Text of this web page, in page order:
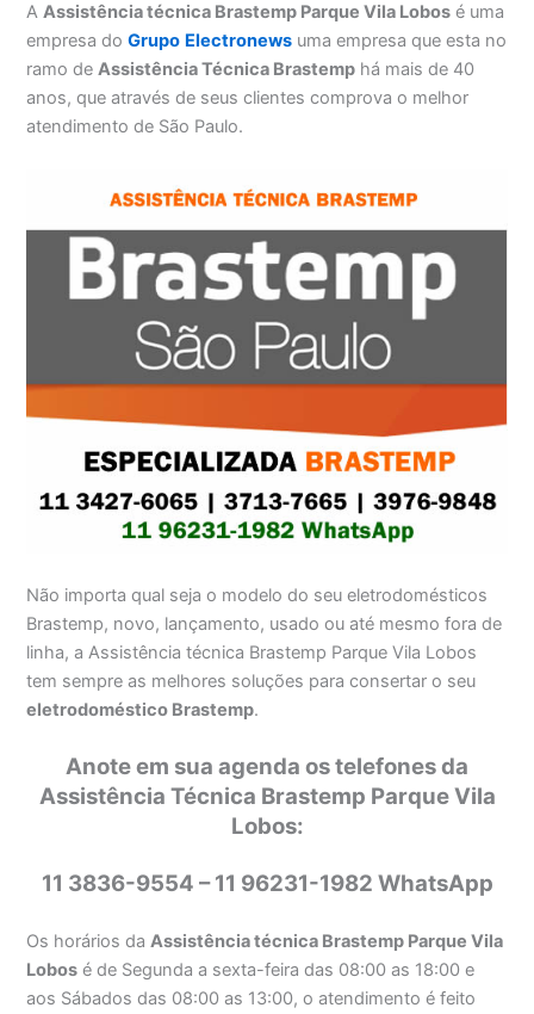
AAssistência técnica Brastemp Parque Vila Lobos é uma
empresa doGrupo Electronews uma empresa que esta no
ramo deAssistência Técnica Brastemp há mais de 40
anos, que através de seus clientes comprova o melhor
atendimento de São Paulo.
Não importa qual seja o modelo do seu eletrodomésticos
Brastemp, novo, lançamento, usado ou até mesmo fora de
linha, a Assistência técnica Brastemp Parque Vila Lobos
tem sempre as melhores soluções para consertar o seu
eletrodoméstico Brastemp.
Anote em sua agenda os telefones da
Assistência Técnica Brastemp Parque Vila
Lobos:
11 3836-9554 – 11 96231-1982 WhatsApp
Os horários daAssistência técnica Brastemp Parque Vila
Lobos é de Segunda a sexta-feira das 08:00 as 18:00 e
aos Sábados das 08:00 as 13:00, o atendimento é feito